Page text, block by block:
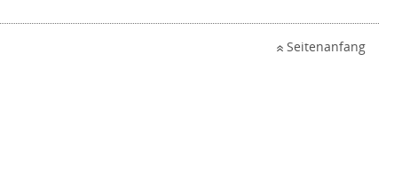
Seitenanfang